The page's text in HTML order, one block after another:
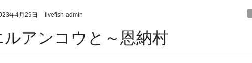
年4月29日 livefish-admin
アンコウと～恩納村